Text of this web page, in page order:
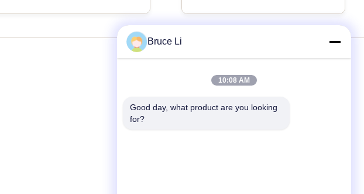
Palet arabasının dört tekerleği vardır,
Kalıplama Hattı
Bruce Li
10:08 AM
Good day, what product are you looking
for?